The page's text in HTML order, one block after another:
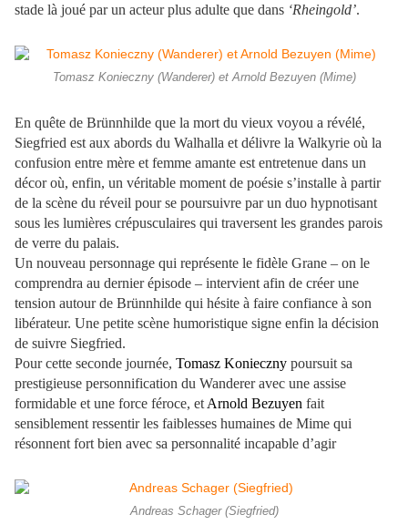
stade là joué par un acteur plus adulte que dans ‘Rheingold’.
Tomasz Konieczny (Wanderer) et Arnold Bezuyen (Mime)
En quête de Brünnhilde que la mort du vieux voyou a révélé,
Siegfried est aux abords du Walhalla et délivre la Walkyrie où la
confusion entre mère et femme amante est entretenue dans un
décor où, enfin, un véritable moment de poésie s’installe à partir
de la scène du réveil pour se poursuivre par un duo hypnotisant
sous les lumières crépusculaires qui traversent les grandes parois
de verre du palais.
Un nouveau personnage qui représente le fidèle Grane – on le
comprendra au dernier épisode – intervient afin de créer une
tension autour de Brünnhilde qui hésite à faire confiance à son
libérateur. Une petite scène humoristique signe enfin la décision
de suivre Siegfried.
Pour cette seconde journée, Tomasz Konieczny poursuit sa
prestigieuse personnification du Wanderer avec une assise
formidable et une force féroce, et Arnold Bezuyen fait
sensiblement ressentir les faiblesses humaines de Mime qui
résonnent fort bien avec sa personnalité incapable d’agir
Andreas Schager (Siegfried)